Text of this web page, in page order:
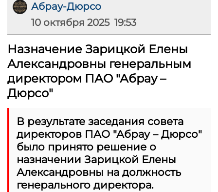
Абрау-Дюрсо
10 октября 2025 19:53
Назначение Зарицкой Елены
Александровны генеральным
директором ПАО "Абрау –
Дюрсо"
В результате заседания совета
директоров ПАО "Абрау – Дюрсо"
было принято решение о
назначении Зарицкой Елены
Александровны на должность
генерального директора.